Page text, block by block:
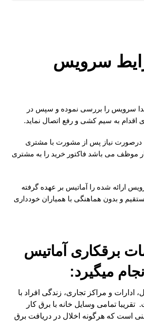
سرویس
سرویس را بررسی نموده و سپس در
به سیم کشی و رفع اتصال نماید.
درصورت نیاز پس از مشورت با مشتری
موظف می باشد فاکتور خرید را به مشتری
ارائه شده را آماتیس بر عهده گرفته
و بدون هماهنگی با همیاران خودداری
برقکاری آماتیس
انجام میگیرد:
ادارات و مراکز تجاری، زندگی افراد با
تمامی وسایل خانه با برق کار
است که هرگونه اخلال در دریافت برق